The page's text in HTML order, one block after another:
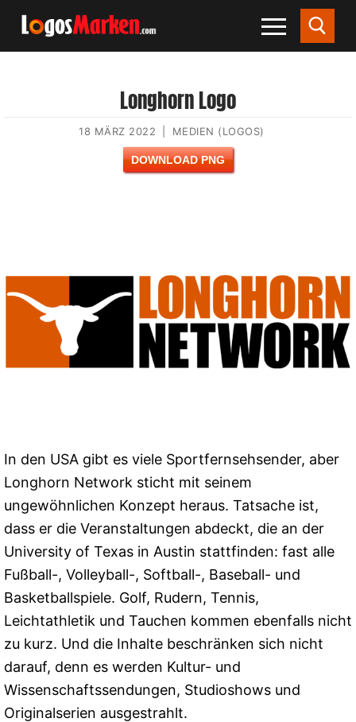
Longhorn Logo
18 MÄRZ 2022 MEDIEN (LOGOS)
DOWNLOAD PNG
In den USA gibt es viele Sportfernsehsender, aber
Longhorn Network sticht mit seinem
ungewöhnlichen Konzept heraus. Tatsache ist,
dass er die Veranstaltungen abdeckt, die an der
University of Texas in Austin stattfinden: fast alle
Fußball-, Volleyball-, Softball-, Baseball- und
Basketballspiele. Golf, Rudern, Tennis,
Leichtathletik und Tauchen kommen ebenfalls nicht
zu kurz. Und die Inhalte beschränken sich nicht
darauf, denn es werden Kultur- und
Wissenschaftssendungen, Studioshows und
Originalserien ausgestrahlt.